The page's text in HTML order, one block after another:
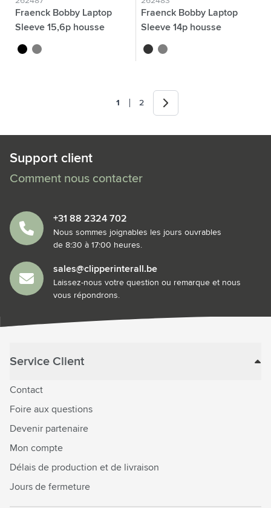
Fraenck Bobby Laptop
Sleeve 15,6p housse
noir gris
Fraenck Bobby Laptop
Sleeve 14p housse
noir gris
Vous lisez actuellement la page
1 Page
2 Suivant
Support client
Comment nous contacter
+31 88 2324 702
Nous sommes joignables les jours ouvrables
de 8:30 à 17:00 heures.
sales@clipperinterall.be
Laissez-nous votre question ou remarque et nous
vous répondrons.
Service Client
Contact
Foire aux questions
Devenir partenaire
Mon compte
Délais de production et de livraison
Jours de fermeture